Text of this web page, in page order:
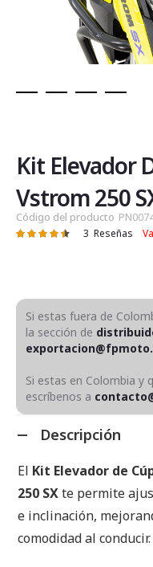
de
la
galería
de
imágenes
Kit Elevador
Vstrom 250
Código del producto
Valoración: 3 Reseñas
Si estas fuera de
la sección de
Si estas en Colombia y
escríbenos a
Descripción
El Kit Elevador de
250 SXte permite
e inclinación,
comodidad al conducir.